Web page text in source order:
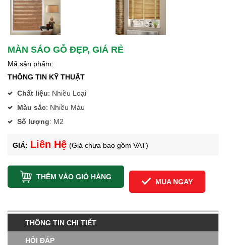
MÀN SÁO GỖ ĐẸP, GIÁ RẺ
Mã sản phẩm:
THÔNG TIN KỸ THUẬT
Chất liệu: Nhiều Loại
Màu sắc: Nhiều Màu
Số lượng: M2
GIÁ: Liên Hệ (Giá chưa bao gồm VAT)
THÊM VÀO GIỎ HÀNG
MUA NGAY
THÔNG TIN CHI TIẾT
HỎI ĐÁP